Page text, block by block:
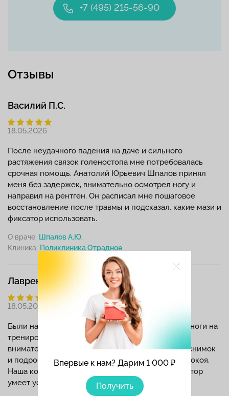
Впервые к нам? Дарим 1 000 ₽
Получить
+7 (495) 215-56-90
Отзывы
Василий П.С.
18.05.2026
После неудачного падения на даче и сильного
растяжения связок голеностопа мне потребовалась
срочная помощь. Анатолий Юрьевич Шпалов принял
меня без задержек, внимательно осмотрел ногу и
направил на рентген. Он расписал мне пошаговое
восстановление после травмы и подсказал, какие мази и
фиксатор использовать.
О враче: Шпалов А.Ю.
Клиника:
Лаврентьева Алиса Геннадьевна
18.05.2026
Были на приеме с сыном после сильного ушиба ноги на
тренировке. Пастарнак Елена Николаевна очень
внимательно осмотрела ребенка, направила на снимок
и подробно расписала лечение травм и режим покоя.
Наша консультация прошла очень спокойно, доктор
умеет успокоить паникующих родителей.